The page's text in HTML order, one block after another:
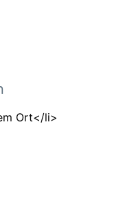
Ort</li>